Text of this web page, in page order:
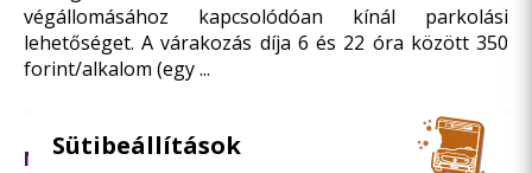
végállomásához kapcsolódóan kínál parkolási
lehetőséget. A várakozás díja 6 és 22 óra között 350
forint/alkalom (egy ...
Mind a tíz állomás rendelkezik használatbavételi
Sütibeállítások